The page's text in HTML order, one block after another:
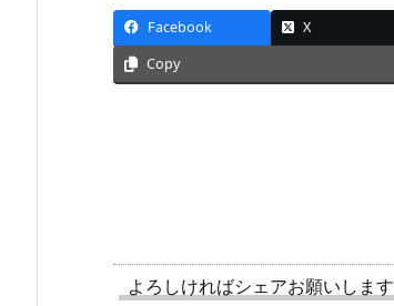
Facebook X
Copy
よろしければシェアお願いします